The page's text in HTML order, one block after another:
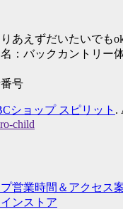
あえずだいたいでもok
：バックカントリー
号
ショップ スピリット .
child
営業時間＆アクセス
ンストア